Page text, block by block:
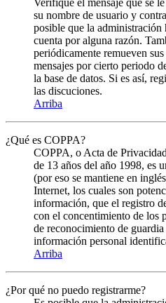
su nombre de usuario y
posible que la administración
cuenta por alguna razón.
periódicamente remueven
mensajes por cierto periodo
la base de datos. Si es así,
las discuciones.
Arriba
¿Qué es COPPA?
COPPA, o Acta de
de 13 años del año 1998, es
(por eso se mantiene en
Internet, los cuales son
información, que el registro
con el concentimiento de los
de reconocimiento de
información personal
Arriba
¿Por qué no puedo registrarme?